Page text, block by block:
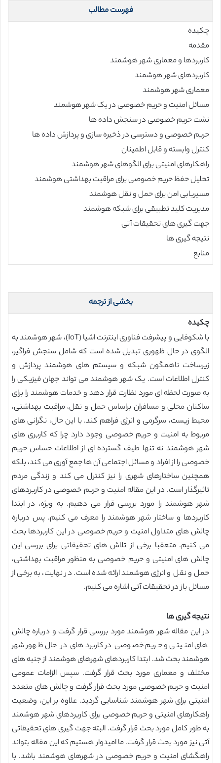
فهرست مطالب
چکیده
مقدمه
کاربردها و معماری شهر هوشمند
کاربردهای شهر هوشمند
معماری شهر هوشمند
مسائل امنیت و حریم خصوصی در یک شهر هوشمند
نشت حریم خصوصی در سنجش داده ها
حریم خصوصی و دسترسی در ذخیره سازی و پردازش داده ها
کنترل وابسته و قابل اطمینان
راهکارهای امنیتی برای الگوهای شهر هوشمند
تحلیل حفظ حریم خصوصی برای مراقبت بهداشتی هوشمند
مسیریابی امن برای حمل و نقل هوشمند
مدیریت کلید تطبیقی برای شبکه هوشمند
جهت گیری های تحقیقات آتی
نتیجه گیری ها
منابع
بخشی از ترجمه
چکیده
با شکوفایی و پیشرفت فناوری اینترنت اشیا (IoT)، شهر هوشمند به
الگوی در حال ظهوری تبدیل شده است که شامل سنجش فراگیر،
زیرساخت ناهمگون شبکه و سیستم های هوشمند پردازش و
کنترل اطلاعات است. یک شهر هوشمند می تواند جهان فیزیکی را
به صورت لحظه ای مورد نظارت قرار دهد و خدمات هوشمند را برای
ساکنان محلی و مسافران براساس حمل و نقل، مراقبت بهداشتی،
محیط زیست، سرگرمی و انرژی فراهم کند. با این حال، نگرانی های
مربوط به امنیت و حریم خصوصی وجود دارد چرا که کاربری های
شهر هوشمند نه تنها طیف گسترده ای از اطلاعات حساس حریم
خصوصی را از افراد و مسائل اجتماعی آن ها جمع آوری می کند، بلکه
همچنین ساختارهای شهری را نیز کنترل می کند و زندگی مردم
تاثیرگذار است. در این مقاله امنیت و حریم خصوصی در کاربردهای
شهر هوشمند را مورد بررسی قرار می دهیم. به ویژه، در ابتدا
کاربردها و ساختار شهر هوشمند را معرف می کنیم. پس درباره
چالش های متداول امنیت و حریم خصوصی در این کاربردها بحث
می کنیم. متعقبا برخی از تلاش های تحقیقاتی برای بررسی این
چالش های امنیتی و حریم خصوصی به منظور مراقبت بهداشتی،
حمل و نقل و انرژی هوشمند ارائه شده است. در نهایت، به برخی از
مسائل باز در تحقیقات آتی اشاره می کنیم.
نتیجه گیری ها
در این مقاله شهر هوشمند مورد بررسی قرار گرفت و درباره چالش
های امنیتی و حریم خصوصی در کاربردهای در حال ظهور شهر
هوشمند بحث شد. ابتدا کاربردهای شهرهای هوشمند از جنبه های
مختلف و معماری مورد بحث قرار گرفت. سپس الزامات عمومی
امنیت و حریم خصوصی مورد بحث قرار گرفت و چالش های متعدد
امنیتی برای شهر هوشمند شناسایی گردید. علاوه بر این، وضعیت
راهکارهای امنیتی و حریم خصوصی برای کاربردهای شهر هوشمند
به طور کامل مورد بحث قرار گرفت. البته جهت گیری های تحقیقاتی
آتی نیز مورد بحث قرار گرفت. ما امیدوار هستیم که این مقاله بتواند
راهگشای امنیت و حریم خصوصی در شهرهای هوشمند باشد. با